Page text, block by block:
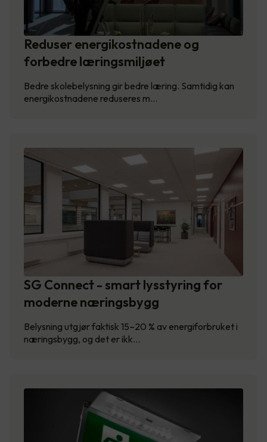
Reduser energikostnadene og
forbedre læringsmiljøet
Bedre skolebelysning gir bedre læring. Samtidig kan
energikostnadene reduseres m…
SG Connect - smart lysstyring for
moderne næringsbygg
Belysning utgjør faktisk 15–20 % av energiforbruket i
næringsbygg, og det er ikk…